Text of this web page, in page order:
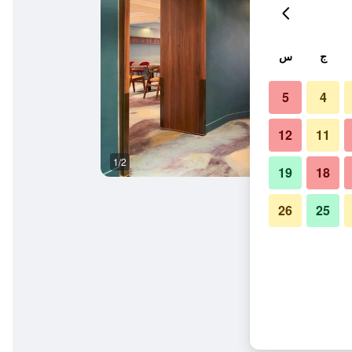
1/2
ج س
4
5
11
12
18
19
25
26